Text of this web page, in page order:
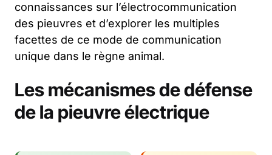
connaissances sur l’électrocommunication
des pieuvres et d’explorer les multiples
facettes de ce mode de communication
unique dans le règne animal.
Les mécanismes de défense
de la pieuvre électrique